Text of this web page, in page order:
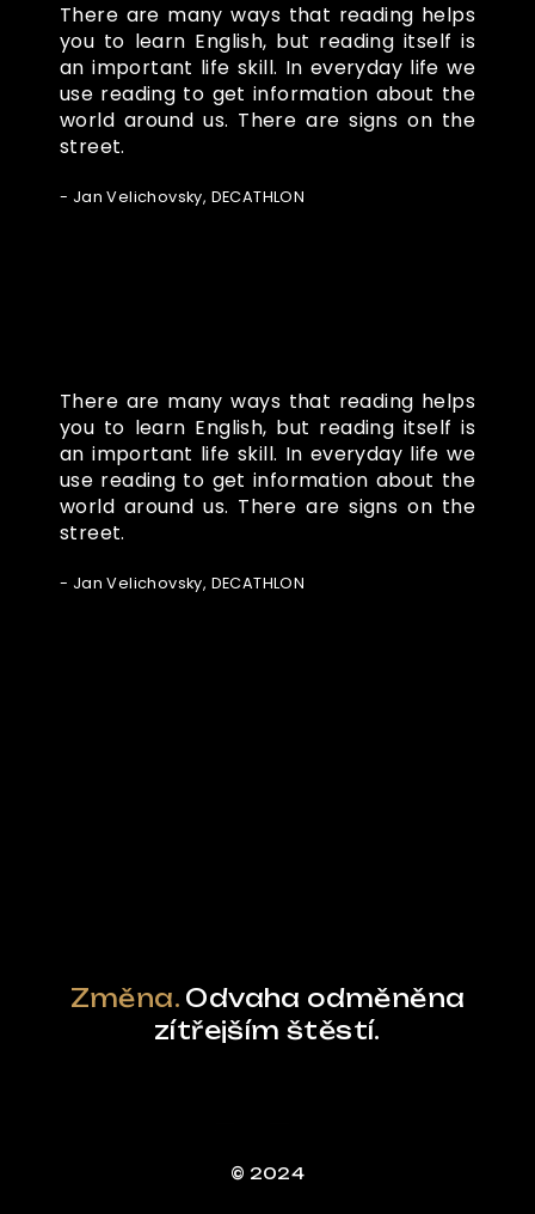
There are many ways that reading helps
you to learn English, but reading itself is
an important life skill. In everyday life we
use reading to get information about the
world around us. There are signs on the
street.
- Jan Velichovsky, DECATHLON
There are many ways that reading helps
you to learn English, but reading itself is
an important life skill. In everyday life we
use reading to get information about the
world around us. There are signs on the
street.
- Jan Velichovsky, DECATHLON
Změna. Odvaha odměněna
zítřejším štěstí.
© 2024